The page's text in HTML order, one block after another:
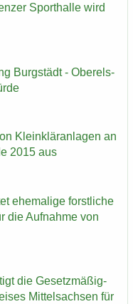
Sport­hal­le wird
Burg­städt - Ober­els­
Klein­klär­an­la­gen an
2015 aus
ehe­ma­li­ge forst­li­che
die Auf­nah­me von
die Ge­setz­mä­ßig­
Mit­tel­sach­sen für